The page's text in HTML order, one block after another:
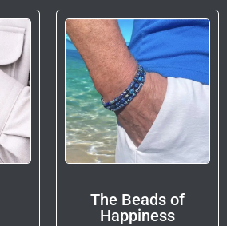
The Beads of
Happiness